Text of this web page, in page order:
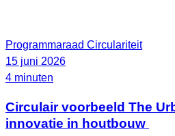
Programmaraad Circulariteit
15 juni 2026
4 minuten
Circulair voorbeeld The
innovatie in houtbouw